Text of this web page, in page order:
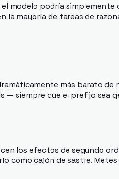
modelo podría
mayoría de tareas de
más barato de
siempre que el prefijo sea
los efectos de segundo
como cajón de sastre.